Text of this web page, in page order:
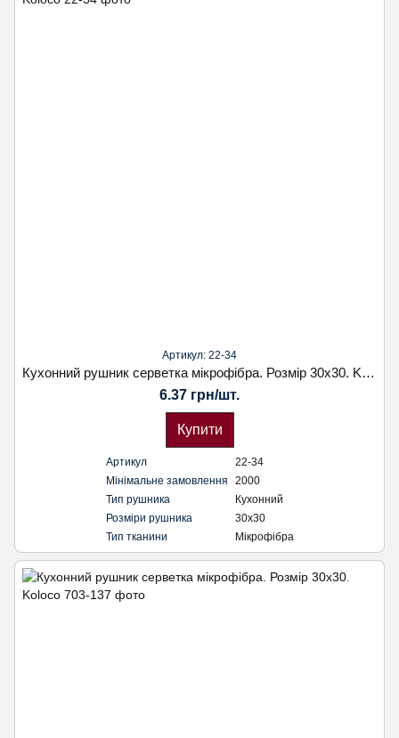
Артикул: 22-34
Кухонний рушник серветка мікрофібра. Розмір 30х30. Koloco
6.37 грн/шт.
Купити
Артикул
22-34
Мінімальне замовлення
2000
Тип рушника
Кухонний
Розміри рушника
30х30
Тип тканини
Мікрофібра